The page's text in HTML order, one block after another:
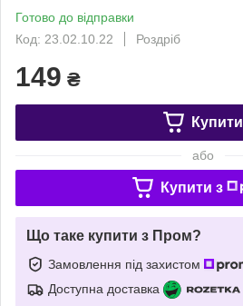
Готово до відправки
Код: 23.02.10.22
Роздріб
149 ₴
Купити
або
Купити з
Що таке купити з Пром?
Замовлення під захистом
Доступна доставка